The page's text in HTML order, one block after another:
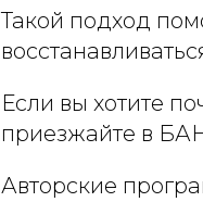
Такой подход
Если вы хотите
приезжайте в
Авторские